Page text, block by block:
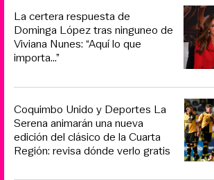
La certera respuesta de
Dominga López tras ninguneo de
Viviana Nunes: “Aquí lo que
importa...”
Coquimbo Unido y Deportes La
Serena animarán una nueva
edición del clásico de la Cuarta
Región: revisa dónde verlo gratis